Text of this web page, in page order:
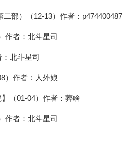
二部）（12-13）作者：p474400487
作者：北斗星司
：北斗星司
）作者：人外娘
（01-04）作者：葬啥
作者：北斗星司